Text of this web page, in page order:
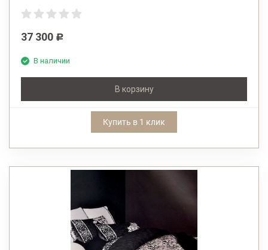
37 300 Р
В наличии
В корзину
Купить в 1 клик